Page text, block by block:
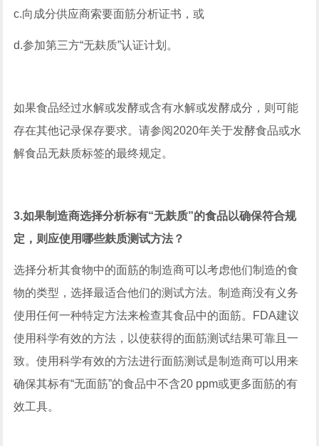
c.向成分供应商索要面筋分析证书，或
d.参加第三方“无麸质”认证计划。
如果食品经过水解或发酵或含有水解或发酵成分，则可能
存在其他记录保存要求。请参阅2020年关于发酵食品或水
解食品无麸质标签的最终规定。
3.如果制造商选择分析标有“无麸质”的食品以确保符合规
定，则应使用哪些麸质测试方法？
选择分析其食物中的面筋的制造商可以考虑他们制造的食
物的类型，选择最适合他们的测试方法。制造商没有义务
使用任何一种特定方法来检查其食品中的面筋。FDA建议
使用科学有效的方法，以使获得的面筋测试结果可靠且一
致。使用科学有效的方法进行面筋测试是制造商可以用来
确保其标有“无面筋”的食品中不含20 ppm或更多面筋的有
效工具。